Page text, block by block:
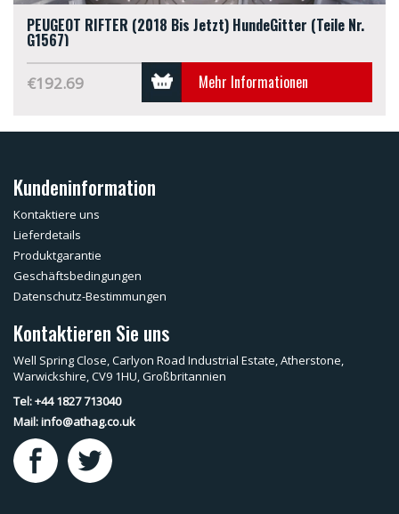
PEUGEOT RIFTER (2018 Bis Jetzt) HundeGitter (Teile Nr.
G1567)
€192.69 Mehr Informationen
Kundeninformation
Kontaktiere uns
Lieferdetails
Produktgarantie
Geschäftsbedingungen
Datenschutz-Bestimmungen
Kontaktieren Sie uns
Well Spring Close, Carlyon Road Industrial Estate, Atherstone,
Warwickshire, CV9 1HU, Großbritannien
Tel: +44 1827 713040
Mail:info@athag.co.uk